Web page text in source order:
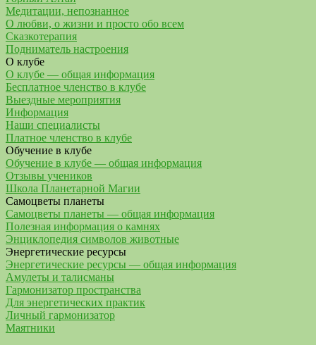
Медитации, непознанное
О любви, о жизни и просто обо всем
Сказкотерапия
Подниматель настроения
О клубе
О клубе — общая информация
Бесплатное членство в клубе
Выездные мероприятия
Информация
Наши специалисты
Платное членство в клубе
Обучение в клубе
Обучение в клубе — общая информация
Отзывы учеников
Школа Планетарной Магии
Самоцветы планеты
Самоцветы планеты — общая информация
Полезная информация о камнях
Энциклопедия символов животные
Энергетические ресурсы
Энергетические ресурсы — общая информация
Амулеты и талисманы
Гармонизатор пространства
Для энергетических практик
Личный гармонизатор
Маятники